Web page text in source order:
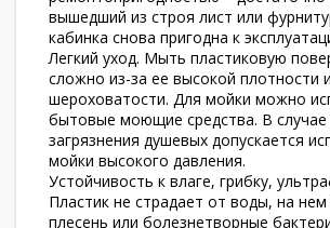
вышедший из строя лист или
кабинка снова пригодна к
Легкий уход. Мыть пластиковую
сложно из-за ее высокой плотности
шероховатости. Для мойки можно
бытовые моющие средства. В случае
загрязнения душевых допускается
мойки высокого давления.
Устойчивость к влаге, грибку,
Пластик не страдает от воды, на нем
плесень или болезнетворные